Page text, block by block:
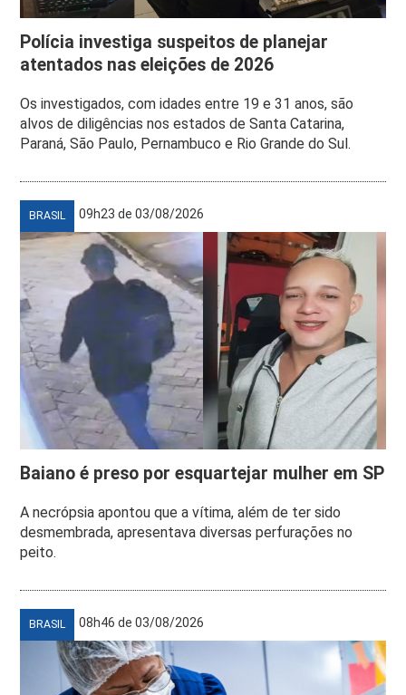
Polícia investiga suspeitos de planejar
atentados nas eleições de 2026
Os investigados, com idades entre 19 e 31 anos, são
alvos de diligências nos estados de Santa Catarina,
Paraná, São Paulo, Pernambuco e Rio Grande do Sul.
BRASIL 09h23 de 03/08/2026
Baiano é preso por esquartejar mulher em SP
A necrópsia apontou que a vítima, além de ter sido
desmembrada, apresentava diversas perfurações no
peito.
BRASIL 08h46 de 03/08/2026